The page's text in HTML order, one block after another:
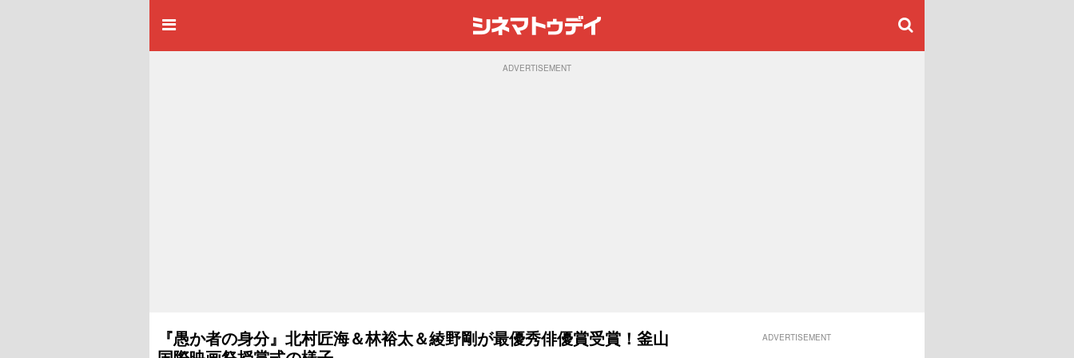
ADVERTISEMENT
『愚か者の身分』北村匠海＆林裕太＆綾野剛が最優秀俳優賞受賞！釜山
ADVERTISEMENT